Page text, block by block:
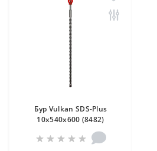
Бур Vulkan SDS-Plus
10x540x600 (8482)